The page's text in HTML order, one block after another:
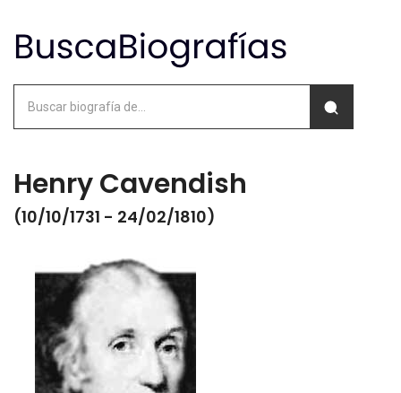
Henry Cavendish
(10/10/1731 - 24/02/1810)